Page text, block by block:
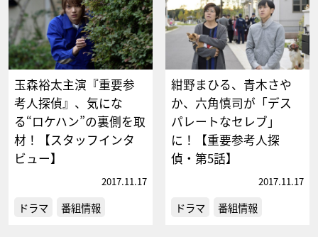
玉森裕太主演『重要参
考人探偵』、気にな
る“ロケハン”の裏側を取
材！【スタッフインタ
ビュー】
2017.11.17
ドラマ 番組情報
紺野まひる、青木さや
か、六角慎司が「デス
パレートなセレブ」
に！【重要参考人探
偵・第5話】
2017.11.17
ドラマ 番組情報